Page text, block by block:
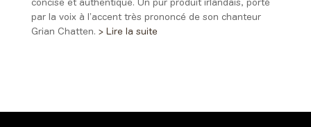
concise et authentique. Un pur produit irlandais, porté
par la voix à l’accent très prononcé de son chanteur
Grian Chatten. > Lire la suite